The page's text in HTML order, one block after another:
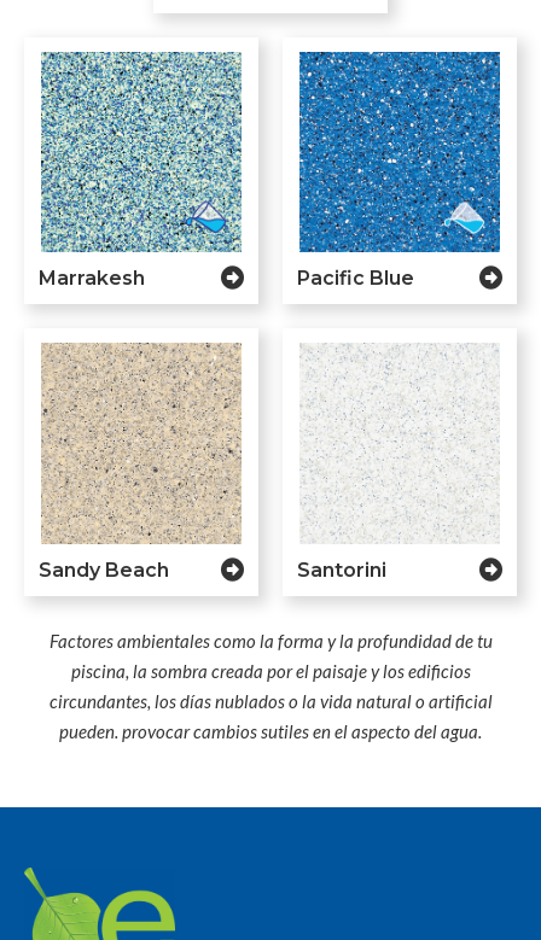
Marrakesh Pacific Blue
Sandy Beach Santorini
Factores ambientales como la forma y la profundidad de tu
piscina, la sombra creada por el paisaje y los edificios
circundantes, los días nublados o la vida natural o artificial
pueden. provocar cambios sutiles en el aspecto del agua.